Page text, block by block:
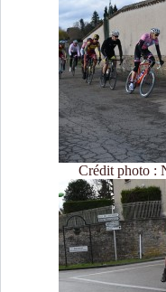
Crédit photo :